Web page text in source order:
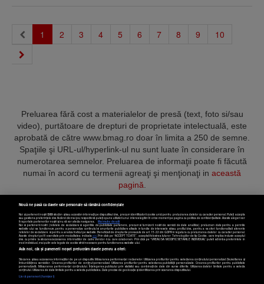
1 (current)
2 3 4 5 6 7 8 9 10
Preluarea fără cost a materialelor de presă (text, foto si/sau
video), purtătoare de drepturi de proprietate intelectuală, este
aprobată de către www.bmag.ro doar în limita a 250 de semne.
Spaţiile şi URL-ul/hyperlink-ul nu sunt luate în considerare în
numerotarea semnelor. Preluarea de informaţii poate fi făcută
numai în acord cu termenii agreaţi şi menţionaţi in această
pagină
Termeni și condiții Confidențialitate Cookies Contact
Copyright © 2025 BUSINESSMEX S.A.
Setări cookies
Nouă ne pasă ca datele tale personale să rămână confidențiale
Noi și partenerii noștri589stocăm și/sau accesăm informații pe dispozitivul dvs., precum identificatorii cookie unici pentru prelucrarea datelor cu caracter personal. Puteți accepta
sau gestiona preferințele dvs. făcând clic mai jos, respectiv vă puteți opune utilizării unui interes legitim în orice moment pe pagina cu politica de confidențialitate. Aceste alegeri vor
fi raportate partenerilor noștri și nu vă vor afecta navigarea.
Mai multe detalii
Noi si partenerii nostri (retelele de socializare si agentiile de publicitate partenere, precum si furnizorii nostri de servicii de date analitice) prelucram date pentru a permite
website-ului sa functioneze, pentru a personaliza continutul si anunturile publicitare afisate in functie de interesele si/sau profilul dvs., pentru a va oferi functionalitati aferente
retelelor de socializare si pentru a analiza traficul pe website. Beneficiati de drepturile prevazute de art. 15-22 din GDPR in legatura cu prelucrarea datelor cu caracter personal.
Aceste drepturi pot fi exercitate prin modalitatea indicataaici. Prin click pe “ACCEPT TOATE”, acceptati folosirea tuturor Tehnologiilor de tip Cookie, care implica inclusiv acceptul
dvs. cu privire la stocarea/accesarea informatiilor de catre Vendor-ii cu care colaboram. Prin click pe “VREAU SA MODIFIC SETARILE INDIVIDUAL” puteti schimba preferintele in
mod individual, mai putin cele legate de cookie strict necesare pentru functionarea website-ului.
Atât noi, cât și partenerii noștri prelucrăm datele pentru a oferi:
Stocarea și/sau accesarea informațiilor de pe un dispozitiv. Măsurarea performanței reclamelor. Utilizarea profilurilor pentru selectarea conținutului personalizat. Dezvoltarea și
îmbunătățirea serviciilor. Crearea profilurilor de conținut personalizat. Utilizarea profilurilor pentru selectarea publicității personalizate. Crearea profilurilor pentru publicitate
personalizată. Măsurarea performanței conținutului. Înțelegerea publicului prin statistici sau combinații de date din surse diferite. Utilizarea datelor limitate pentru a selecta
conținutul. Utilizarea de date limitate pentru a selecta publicitatea. Date precise de geolocație și identificarea prin scanarea dispozitivului.
Listă parteneri (furnizori)